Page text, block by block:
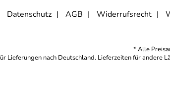
Datenschutz AGB Widerrufsrecht
* Alle
Lieferungen nach Deutschland. Lieferzeiten für andere